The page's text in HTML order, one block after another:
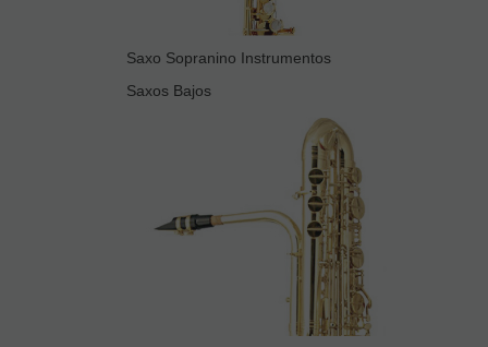
Saxo Sopranino Instrumentos
Saxos Bajos